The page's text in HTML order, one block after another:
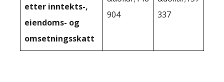
etter inntekts-,
eiendoms- og
omsetningsskatt
904
337